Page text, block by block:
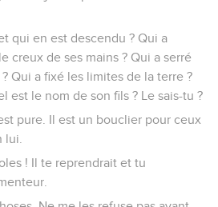
qui en est descendu ? Qui a
creux de ses mains ? Qui a serré
Qui a fixé les limites de la terre ?
est le nom de son fils ? Le sais-tu ?
pure. Il est un bouclier pour ceux
lui.
! Il te reprendrait et tu